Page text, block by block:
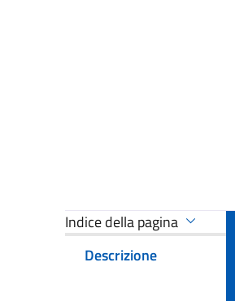
Indice della pagina
Descrizione